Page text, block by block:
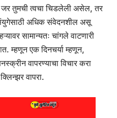
तुमची त्वचा चिडलेली असेल, तर
अधिक संवेदनशील असू
सामान्यतः चांगले वाटणारी
म्हणून एक दिनचर्या म्हणून,
वापरण्याचा विचार करा
वापरा.